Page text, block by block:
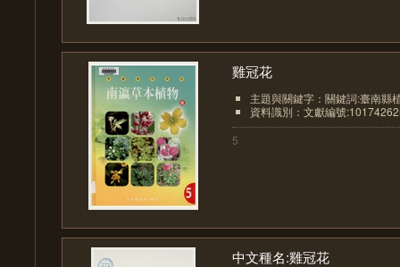
雞冠花
主題與關鍵字：關鍵詞:臺南縣
資料識別：文獻編號
5
中文種名:雞冠花